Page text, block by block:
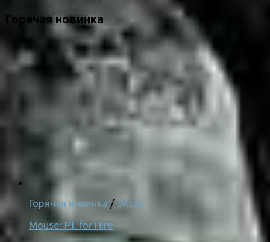
Горячая новинка
Горячая новинка / Экшн
Mouse: P.I. for Hire